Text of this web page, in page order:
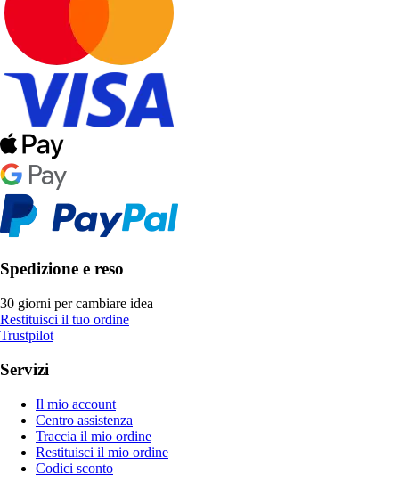
Spedizione e reso
30 giorni per cambiare idea
Restituisci il tuo ordine
Trustpilot
Servizi
Il mio account
Centro assistenza
Traccia il mio ordine
Restituisci il mio ordine
Codici sconto